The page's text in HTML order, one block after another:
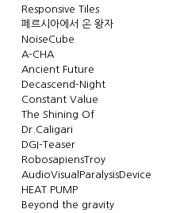
Responsive Tiles
페르시아에서 온 왕자
NoiseCube
A-CHA
Ancient Future
Decascend-Night
Constant Value
The Shining Of
Dr.Caligari
DGI-Teaser
RobosapiensTroy
AudioVisualParalysisDevice
HEAT PUMP
Beyond the gravity